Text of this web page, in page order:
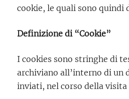
cookie, le quali sono quindi
Definizione di “Cookie”
I cookies sono stringhe di
archiviano all’interno di un
inviati, nel corso della visita